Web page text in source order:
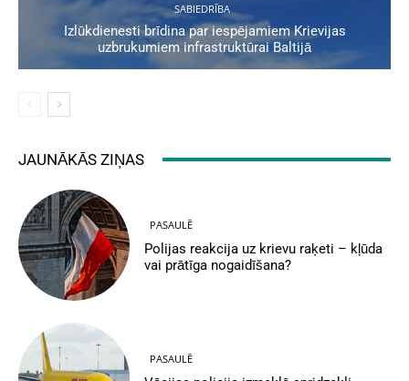
SABIEDRĪBA
Izlūkdienesti brīdina par iespējamiem Krievijas
uzbrukumiem infrastruktūrai Baltijā
JAUNĀKĀS ZIŅAS
PASAULĒ
Polijas reakcija uz krievu raķeti – kļūda
vai prātīga nogaidīšana?
PASAULĒ